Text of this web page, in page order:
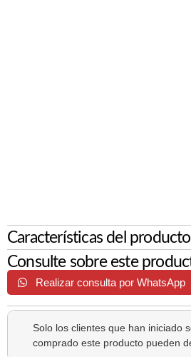
Características del producto
Consulte sobre este
Realizar consulta por WhatsApp
Solo los clientes que han iniciado
comprado este producto pueden